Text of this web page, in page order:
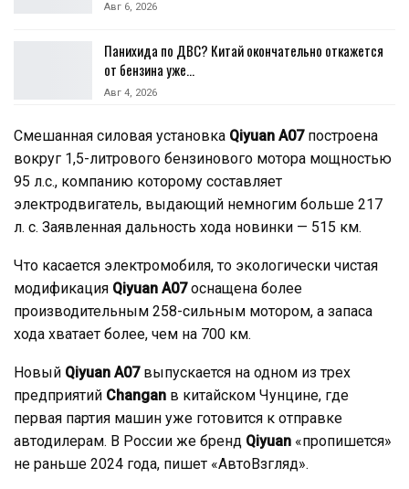
Авг 6, 2026
Панихида по ДВС? Китай окончательно откажется
от бензина уже…
Авг 4, 2026
Смешанная силовая установка Qiyuan А07построена
вокруг 1,5-литрового бензинового мотора мощностью
95 л.с., компанию которому составляет
электродвигатель, выдающий немногим больше 217
л. с. Заявленная дальность хода новинки — 515 км.
Что касается электромобиля, то экологически чистая
модификация Qiyuan А07оснащена более
производительным 258-сильным мотором, а запаса
хода хватает более, чем на 700 км.
Новый Qiyuan А07выпускается на одном из трех
предприятий Changan в китайском Чунцине, где
первая партия машин уже готовится к отправке
автодилерам. В России же бренд Qiyuan «пропишется»
не раньше 2024 года, пишет «АвтоВзгляд».